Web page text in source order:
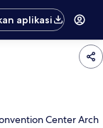
aplikasi
Center Arch